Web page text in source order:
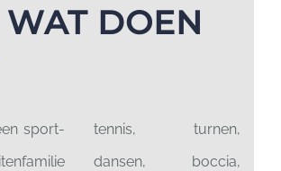
DOEN
sport-
tennis, turnen,
dansen, boccia,